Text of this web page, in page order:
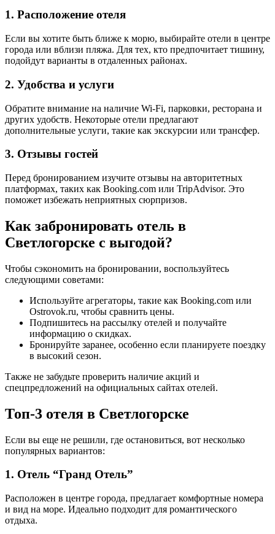
1. Расположение отеля
Если вы хотите быть ближе к морю, выбирайте отели в центре
города или вблизи пляжа. Для тех, кто предпочитает тишину,
подойдут варианты в отдаленных районах.
2. Удобства и услуги
Обратите внимание на наличие Wi-Fi, парковки, ресторана и
других удобств. Некоторые отели предлагают
дополнительные услуги, такие как экскурсии или трансфер.
3. Отзывы гостей
Перед бронированием изучите отзывы на авторитетных
платформах, таких как Booking.com или TripAdvisor. Это
поможет избежать неприятных сюрпризов.
Как забронировать отель в
Светлогорске с выгодой?
Чтобы сэкономить на бронировании, воспользуйтесь
следующими советами:
Используйте агрегаторы, такие как Booking.com или
Ostrovok.ru, чтобы сравнить цены.
Подпишитесь на рассылку отелей и получайте
информацию о скидках.
Бронируйте заранее, особенно если планируете поездку
в высокий сезон.
Также не забудьте проверить наличие акций и
спецпредложений на официальных сайтах отелей.
Топ-3 отеля в Светлогорске
Если вы еще не решили, где остановиться, вот несколько
популярных вариантов:
1. Отель “Гранд Отель”
Расположен в центре города, предлагает комфортные номера
и вид на море. Идеально подходит для романтического
отдыха.